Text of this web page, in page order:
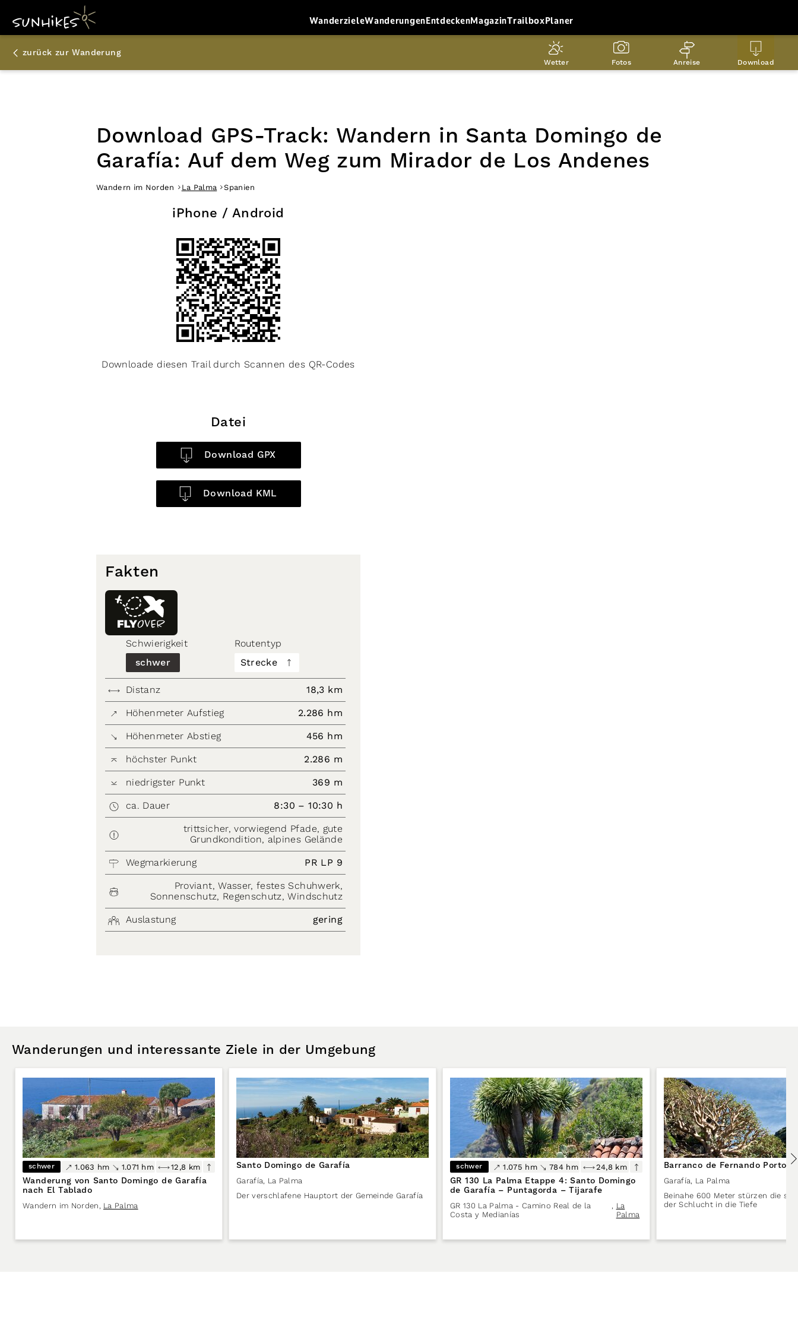
WanderzieleWanderungenEntdeckenMagazinTrailboxPlaner
zurück zur Wanderung
Wetter Fotos Anreise Download
Download GPS-Track: Wandern in Santa Domingo de
Garafía: Auf dem Weg zum Mirador de Los Andenes
Wandern im Norden La Palma Spanien
iPhone / Android
Downloade diesen Trail durch Scannen des QR-Codes
Datei
Download GPX
Download KML
Fakten
Schwierigkeit
schwer
Routentyp
Strecke
Distanz 18,3 km
Höhenmeter Aufstieg 2.286 hm
Höhenmeter Abstieg 456 hm
höchster Punkt 2.286 m
niedrigster Punkt 369 m
ca. Dauer 8:30 – 10:30 h
trittsicher, vorwiegend Pfade, gute
Grundkondition, alpines Gelände
Wegmarkierung PR LP 9
Proviant, Wasser, festes Schuhwerk,
Sonnenschutz, Regenschutz, Windschutz
Auslastung gering
Wanderungen und interessante Ziele in der Umgebung
schwer 1.063 hm 1.071 hm 12,8 km
Wanderung von Santo Domingo de Garafía
nach El Tablado
Wandern im Norden , La Palma
Santo Domingo de Garafía
Garafía, La Palma
Der verschlafene Hauptort der Gemeinde Garafía
schwer 1.075 hm 784 hm 24,8 km
GR 130 La Palma Etappe 4: Santo Domingo
de Garafía – Puntagorda – Tijarafe
GR 130 La Palma - Camino Real de la
Costa y Medianías
, La
Palma
Barranco de Fernando Porto
Garafía, La Palma
Beinahe 600 Meter stürzen die
der Schlucht in die Tiefe